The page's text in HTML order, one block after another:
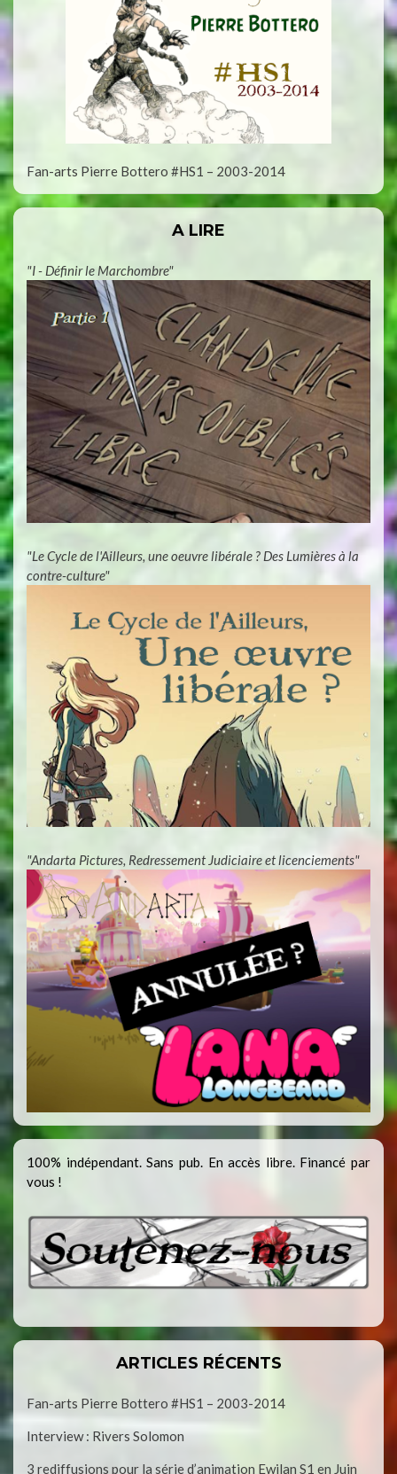
Fan-arts Pierre Bottero #HS1 – 2003-2014
A LIRE
"I - Définir le Marchombre"
"Le Cycle de l'Ailleurs, une oeuvre libérale ? Des Lumières à la
contre-culture"
"Andarta Pictures, Redressement Judiciaire et licenciements"
100% indépendant. Sans pub. En accès libre. Financé par
vous !
ARTICLES RÉCENTS
Fan-arts Pierre Bottero #HS1 – 2003-2014
Interview : Rivers Solomon
3 rediffusions pour la série d’animation Ewilan S1 en Juin